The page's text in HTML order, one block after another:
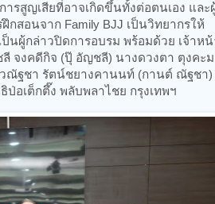
รสูญเสียที่อาจเกิดขึ้นทั้งต่อตนเอง และ
สอนจาก Family BJJ เป็นวิทยากรให้
นผู้กล่าวปิดการอบรม พร้อมด้วย เจ้าห
จงคดีกิจ (ปุ๊ อัญชลี) นางดวงตา ตุงคะ
ณัฐชา รัตน์ชยางคานนท์ (กานต์ ณัฐชา)
อเต็กตึ๊ง พลับพลาไชย กรุงเทพฯ